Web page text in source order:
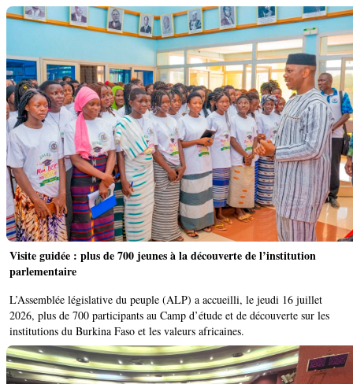
Visite guidée : plus de 700 jeunes à la découverte de l’institution
parlementaire
L’Assemblée législative du peuple (ALP) a accueilli, le jeudi 16 juillet
2026, plus de 700 participants au Camp d’étude et de découverte sur les
institutions du Burkina Faso et les valeurs africaines.